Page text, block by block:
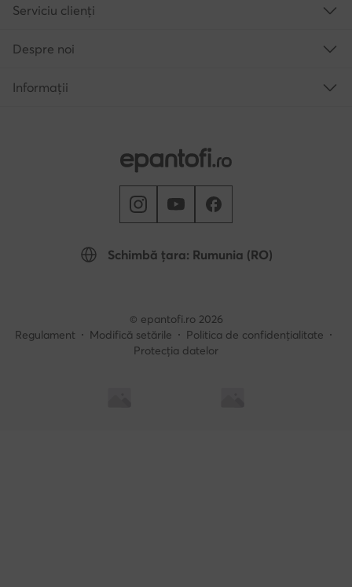
Schimbă țara: Rumunia (RO)
Serviciu clienți
Despre noi
Informații
© epantofi.ro 2026
Regulament
Modifică setările
Politica de confidențialitate
Protecția datelor